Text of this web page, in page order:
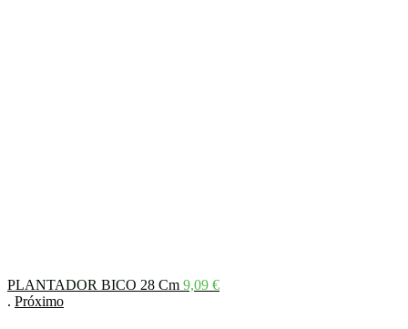
PLANTADOR BICO 28 Cm 9,09 €
. Próximo